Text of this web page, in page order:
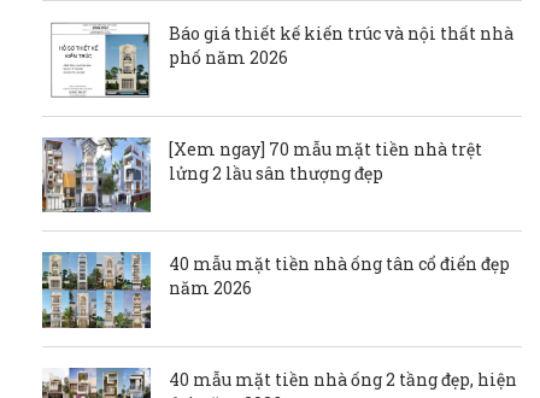
Báo giá thiết kế kiến trúc và nội thất nhà
phố năm 2026
[Xem ngay] 70 mẫu mặt tiền nhà trệt
lửng 2 lầu sân thượng đẹp
40 mẫu mặt tiền nhà ống tân cổ điển đẹp
năm 2026
40 mẫu mặt tiền nhà ống 2 tầng đẹp, hiện